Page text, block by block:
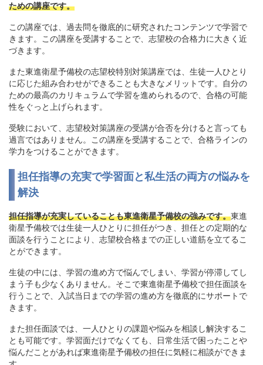
ための講座です。
この講座では、過去問を徹底的に研究されたコンテンツで学習で
きます。この講座を受講することで、志望校の合格力に大きく近
づきます。
また東進衛星予備校の志望校特別対策講座では、生徒一人ひとり
に応じた組み合わせができることも大きなメリットです。自分の
ための最高のカリキュラムで学習を進められるので、合格の可能
性をぐっと上げられます。
受験において、志望校対策講座の受講が合否を分けると言っても
過言ではありません。この講座を受講することで、合格ラインの
学力をつけることができます。
担任指導の充実で学習面と私生活の両方の悩みを
解決
担任指導が充実していることも東進衛星予備校の強みです。東進
衛星予備校では生徒一人ひとりに担任がつき、担任との定期的な
面談を行うことにより、志望校合格までの正しい道筋を立てるこ
とができます。
生徒の中には、学習の進め方で悩んでしまい、学習が停滞してし
まう子も少なくありません。そこで東進衛星予備校で担任面談を
行うことで、入試当日までの学習の進め方を徹底的にサポートで
きます。
また担任面談では、一人ひとりの課題や悩みを相談し解決するこ
とも可能です。学習面だけでなくても、日常生活で困ったことや
悩んだことがあれば東進衛星予備校の担任に気軽に相談ができま